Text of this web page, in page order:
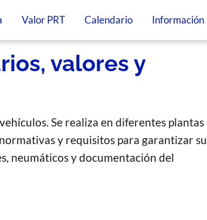
Valor PRT Calendario Información
valores y
Se realiza en diferentes plantas
y requisitos para garantizar su
neumáticos y documentación del